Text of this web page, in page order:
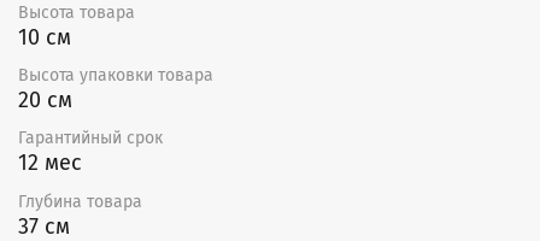
Воздухонагреватели серии EHC могут работать с
внешним электронным регулятором температуры
серии ТС.
Минимальный расход воздуха соответствует
минимальной скорости потока 1,5 м/с.
Высота товара
10 см
Высота упаковки товара
20 см
Гарантийный срок
12 мес
Глубина товара
37 см